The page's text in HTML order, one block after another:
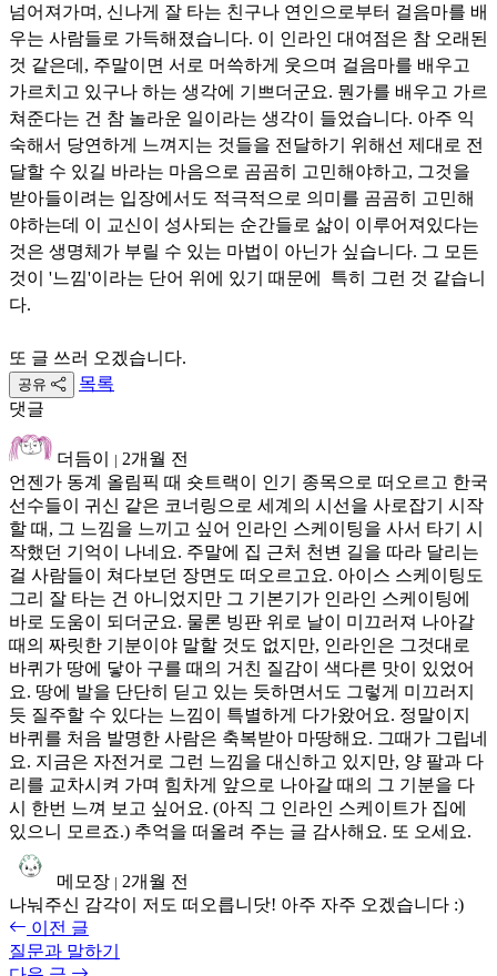
넘어져가며, 신나게 잘 타는 친구나 연인으로부터 걸음마를 배
우는 사람들로 가득해졌습니다. 이 인라인 대여점은 참 오래된
것 같은데, 주말이면 서로 머쓱하게 웃으며 걸음마를 배우고
가르치고 있구나 하는 생각에 기쁘더군요. 뭔가를 배우고 가르
쳐준다는 건 참 놀라운 일이라는 생각이 들었습니다. 아주 익
숙해서 당연하게 느껴지는 것들을 전달하기 위해선 제대로 전
달할 수 있길 바라는 마음으로 곰곰히 고민해야하고, 그것을
받아들이려는 입장에서도 적극적으로 의미를 곰곰히 고민해
야하는데 이 교신이 성사되는 순간들로 삶이 이루어져있다는
것은 생명체가 부릴 수 있는 마법이 아닌가 싶습니다. 그 모든
것이 '느낌'이라는 단어 위에 있기 때문에 특히 그런 것 같습니
다.
또 글 쓰러 오겠습니다.
공유
목록
댓글
더듬이 | 2개월 전
언젠가 동계 올림픽 때 숏트랙이 인기 종목으로 떠오르고 한국
선수들이 귀신 같은 코너링으로 세계의 시선을 사로잡기 시작
할 때, 그 느낌을 느끼고 싶어 인라인 스케이팅을 사서 타기 시
작했던 기억이 나네요. 주말에 집 근처 천변 길을 따라 달리는
걸 사람들이 쳐다보던 장면도 떠오르고요. 아이스 스케이팅도
그리 잘 타는 건 아니었지만 그 기본기가 인라인 스케이팅에
바로 도움이 되더군요. 물론 빙판 위로 날이 미끄러져 나아갈
때의 짜릿한 기분이야 말할 것도 없지만, 인라인은 그것대로
바퀴가 땅에 닿아 구를 때의 거친 질감이 색다른 맛이 있었어
요. 땅에 발을 단단히 딛고 있는 듯하면서도 그렇게 미끄러지
듯 질주할 수 있다는 느낌이 특별하게 다가왔어요. 정말이지
바퀴를 처음 발명한 사람은 축복받아 마땅해요. 그때가 그립네
요. 지금은 자전거로 그런 느낌을 대신하고 있지만, 양 팔과 다
리를 교차시켜 가며 힘차게 앞으로 나아갈 때의 그 기분을 다
시 한번 느껴 보고 싶어요. (아직 그 인라인 스케이트가 집에
있으니 모르죠.) 추억을 떠올려 주는 글 감사해요. 또 오세요.
메모장 | 2개월 전
나눠주신 감각이 저도 떠오릅니닷! 아주 자주 오겠습니다 :)
이전 글
질문과 말하기